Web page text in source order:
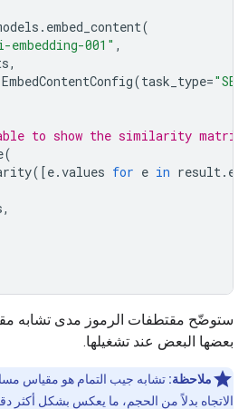
. embed_content(
embedding-001" ,
,
EmbedContentConfig(task_type=
to show the similarity matrix
(
([e.values for e in result.
,
ستوضّح مقتطفات الرموز مدى تشابه
بعضها البعض عند تشغيلها.
ملاحظة: تشابه جيب التمام هو مقياس
الاتجاه بدلاً من الحجم، ما يعكس بشكل أكثر